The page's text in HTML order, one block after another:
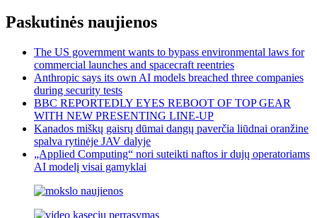
Paskutinės naujienos
The US government wants to bypass environmental laws for
commercial launches and spacecraft reentries
Anthropic says its own AI models breached three companies
during security tests
BBC REPORTEDLY EYES REBOOT OF TOP GEAR
WITH NEW PRESENTING LINE-UP
Kanados miškų gaisrų dūmai dangų paverčia liūdnai oranžine
spalva rytinėje JAV dalyje
„Applied Computing“ nori suteikti naftos ir dujų operatoriams
AI modelį visai gamyklai